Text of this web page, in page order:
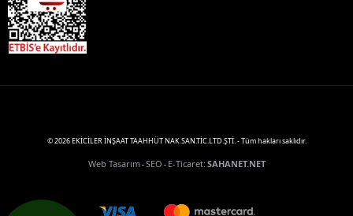
© 2026 EKİCİLER İNŞAAT TAAHHÜT NAK.SAN.TİC.LTD.ŞTİ. - Tüm hakları saklıdır.
Web Tasarım-SEO - E-Ticaret: SAHANET.NET